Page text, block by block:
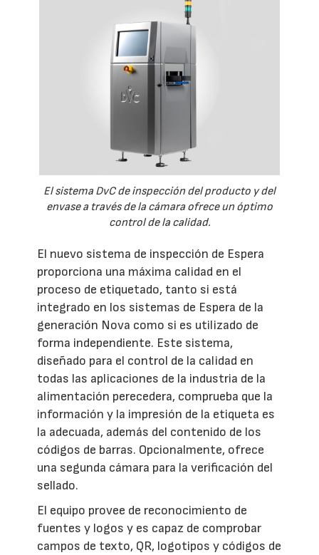
El sistema DvC de inspección del producto y del
envase a través de la cámara ofrece un óptimo
control de la calidad.
El nuevo sistema de inspección de Espera
proporciona una máxima calidad en el
proceso de etiquetado, tanto si está
integrado en los sistemas de Espera de la
generación Nova como si es utilizado de
forma independiente. Este sistema,
diseñado para el control de la calidad en
todas las aplicaciones de la industria de la
alimentación perecedera, comprueba que la
información y la impresión de la etiqueta es
la adecuada, además del contenido de los
códigos de barras. Opcionalmente, ofrece
una segunda cámara para la verificación del
sellado.
El equipo provee de reconocimiento de
fuentes y logos y es capaz de comprobar
campos de texto, QR, logotipos y códigos de